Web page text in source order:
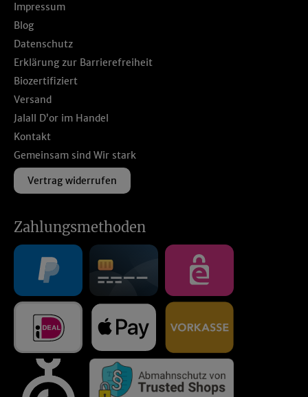
Impressum
Blog
Datenschutz
Erklärung zur Barrierefreiheit
Biozertifiziert
Versand
Jalall D’or im Handel
Kontakt
Gemeinsam sind Wir stark
Vertrag widerrufen
Zahlungsmethoden